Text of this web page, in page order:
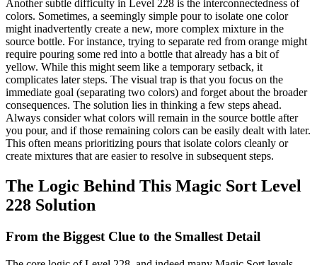
Another subtle difficulty in Level 228 is the interconnectedness of
colors. Sometimes, a seemingly simple pour to isolate one color
might inadvertently create a new, more complex mixture in the
source bottle. For instance, trying to separate red from orange might
require pouring some red into a bottle that already has a bit of
yellow. While this might seem like a temporary setback, it
complicates later steps. The visual trap is that you focus on the
immediate goal (separating two colors) and forget about the broader
consequences. The solution lies in thinking a few steps ahead.
Always consider what colors will remain in the source bottle after
you pour, and if those remaining colors can be easily dealt with later.
This often means prioritizing pours that isolate colors cleanly or
create mixtures that are easier to resolve in subsequent steps.
The Logic Behind This Magic Sort Level
228 Solution
From the Biggest Clue to the Smallest Detail